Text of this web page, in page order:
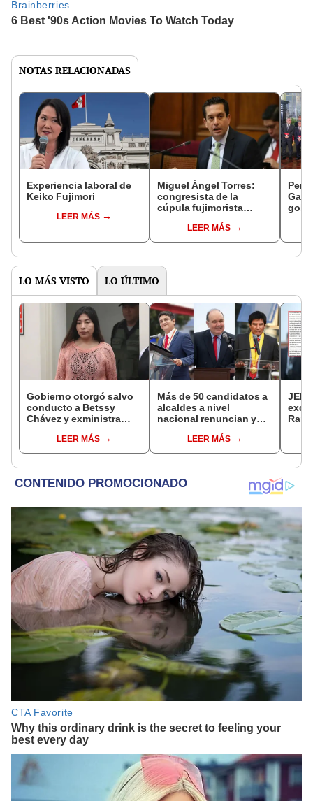
NOTAS RELACIONADAS
Experiencia laboral de
Keiko Fujimori
LEER MÁS
Miguel Ángel Torres:
congresista de la
cúpula fujimorista
del SenadoLEER MÁS
LO MÁS VISTO LO ÚLTIMO
Gobierno otorgó salvo
conducto a Betssy
Chávez y exministra
madrugadaLEER MÁS
Más de 50 candidatos a
alcaldes a nivel
nacional renuncian y
encubiertaLEER MÁS
JEE